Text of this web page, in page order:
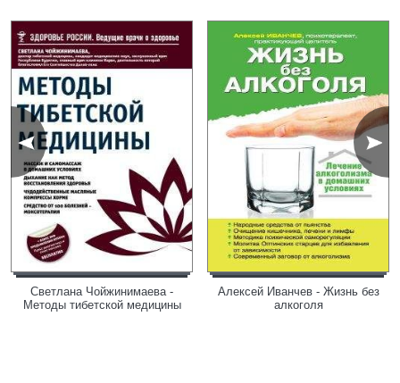
Светлана Чойжинимаева -
Методы тибетской медицины
Алексей Иванчев - Жизнь без
алкоголя